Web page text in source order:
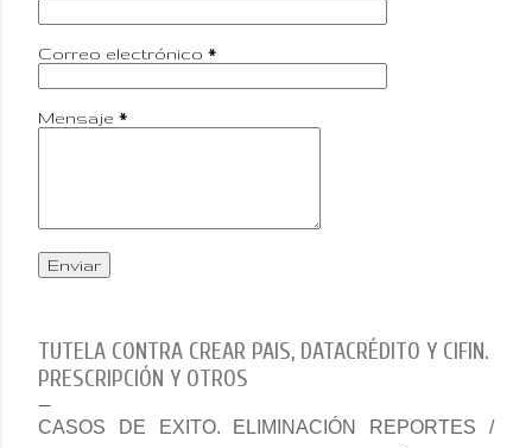
Correo electrónico *
Mensaje *
TUTELA CONTRA CREAR PAIS, DATACRÉDITO Y CIFIN.
PRESCRIPCIÓN Y OTROS
CASOS DE EXITO. ELIMINACIÓN REPORTES /